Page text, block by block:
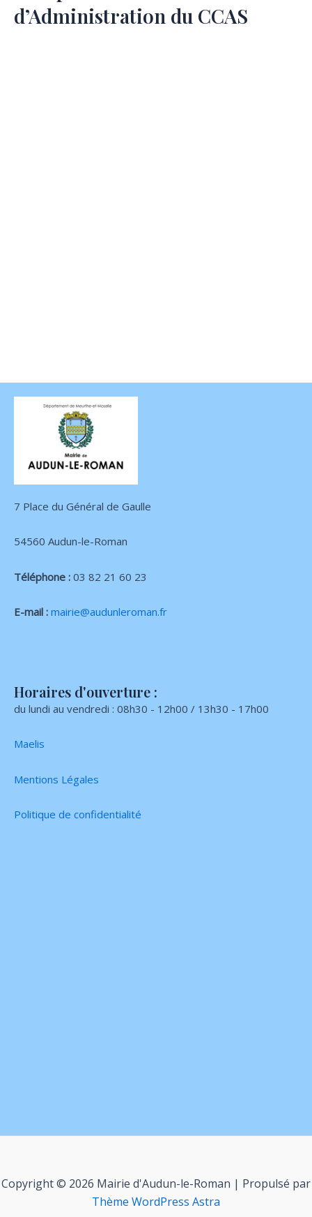
d’Administration du CCAS
7 Place du Général de Gaulle
54560 Audun-le-Roman
Téléphone : 03 82 21 60 23
E-mail : mairie@audunleroman.fr
Horaires d'ouverture :
du lundi au vendredi : 08h30 - 12h00 / 13h30 - 17h00
Maelis
Mentions Légales
Politique de confidentialité
Copyright © 2026 Mairie d'Audun-le-Roman | Propulsé par
Thème WordPress Astra